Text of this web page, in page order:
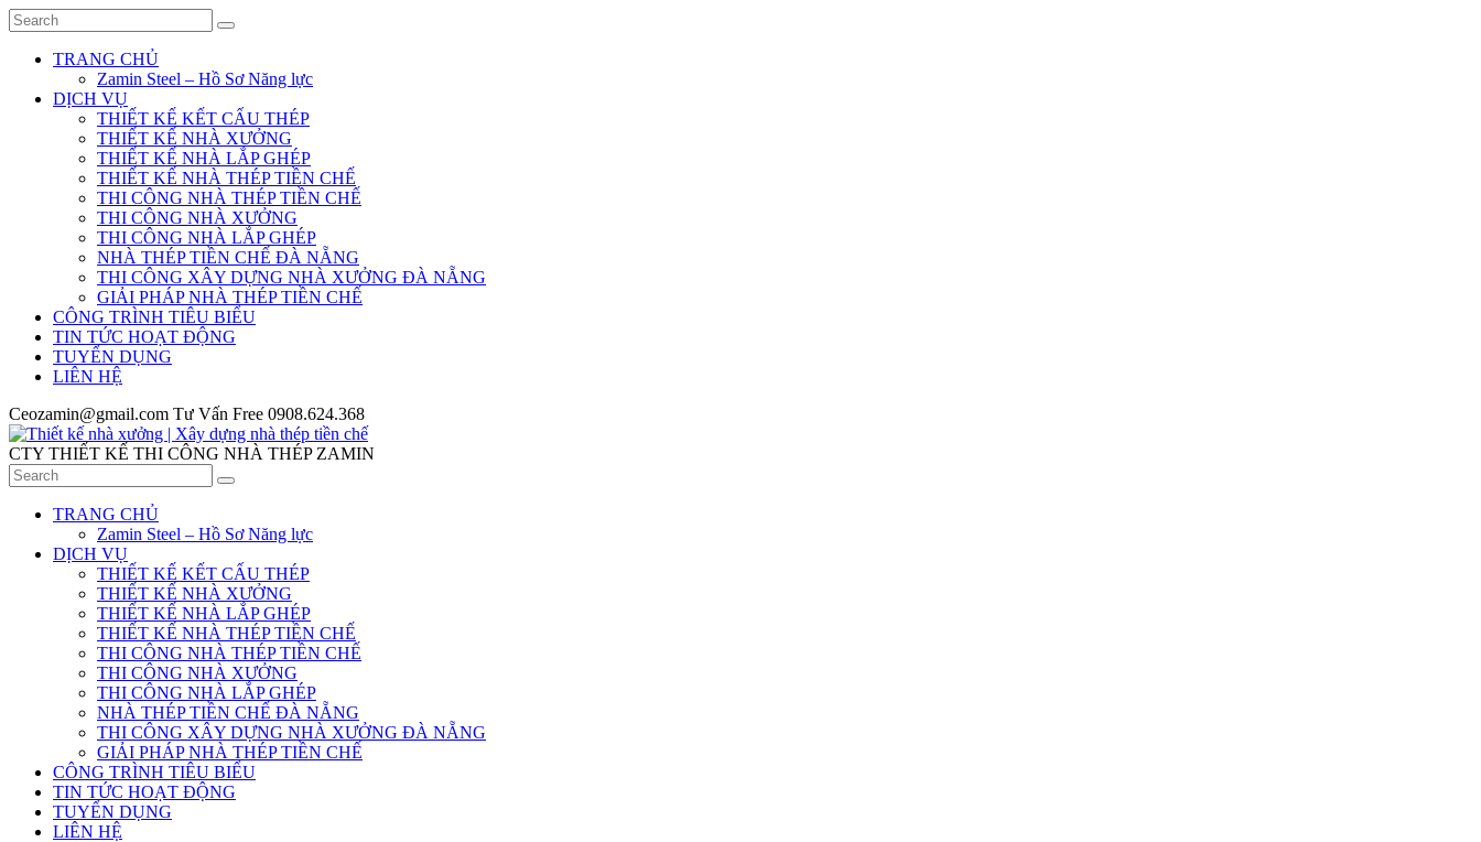
TRANG CHỦ
Zamin Steel – Hồ Sơ Năng lực
DỊCH VỤ
THIẾT KẾ KẾT CẤU THÉP
THIẾT KẾ NHÀ XƯỞNG
THIẾT KẾ NHÀ LẮP GHÉP
THIẾT KẾ NHÀ THÉP TIỀN CHẾ
THI CÔNG NHÀ THÉP TIỀN CHẾ
THI CÔNG NHÀ XƯỞNG
THI CÔNG NHÀ LẮP GHÉP
NHÀ THÉP TIỀN CHẾ ĐÀ NẴNG
THI CÔNG XÂY DỰNG NHÀ XƯỞNG ĐÀ NẴNG
GIẢI PHÁP NHÀ THÉP TIỀN CHẾ
CÔNG TRÌNH TIÊU BIỂU
TIN TỨC HOẠT ĐỘNG
TUYỂN DỤNG
LIÊN HỆ
Ceozamin@gmail.com Tư Vấn Free 0908.624.368
CTY THIẾT KẾ THI CÔNG NHÀ THÉP ZAMIN
TRANG CHỦ
Zamin Steel – Hồ Sơ Năng lực
DỊCH VỤ
THIẾT KẾ KẾT CẤU THÉP
THIẾT KẾ NHÀ XƯỞNG
THIẾT KẾ NHÀ LẮP GHÉP
THIẾT KẾ NHÀ THÉP TIỀN CHẾ
THI CÔNG NHÀ THÉP TIỀN CHẾ
THI CÔNG NHÀ XƯỞNG
THI CÔNG NHÀ LẮP GHÉP
NHÀ THÉP TIỀN CHẾ ĐÀ NẴNG
THI CÔNG XÂY DỰNG NHÀ XƯỞNG ĐÀ NẴNG
GIẢI PHÁP NHÀ THÉP TIỀN CHẾ
CÔNG TRÌNH TIÊU BIỂU
TIN TỨC HOẠT ĐỘNG
TUYỂN DỤNG
LIÊN HỆ